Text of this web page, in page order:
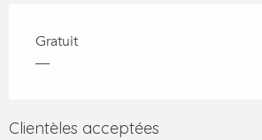
Gratuit
—
Clientèles acceptées